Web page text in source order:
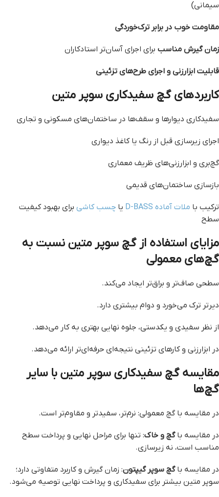
سیمانی)
مقاومت خوب در برابر ترک‌خوردگی
زمان گیرش مناسب برای اجرای آسان‌تر استادکاران
قابلیت ابزارزنی و اجرای طرح‌های تزئینی
کاربردهای گچ سفیدکاری سوپر متین
سفیدکاری دیوارها و سقف‌ها در ساختمان‌های مسکونی و تجاری
اجرای زیرسازی قبل از رنگ یا کاغذ دیواری
گچ‌بری و ابزارزنی‌های ظریف معماری
بازسازی ساختمان‌های قدیمی
ترکیب با ملات آماده D-BASS یا چسب کاشی برای بهبود کیفیت
سطح
مزایای استفاده از گچ سوپر متین نسبت به
گچ‌های معمولی
سطحی صاف‌تر و براق‌تر ایجاد می‌کند.
دیرتر ترک می‌خورد و دوام بیشتری دارد.
از نظر سفیدی و یکدستی، جلوه نهایی بهتری به کار می‌دهد.
در ابزارزنی و کارهای تزئینی نتیجه‌ای حرفه‌ای‌تر ارائه می‌دهد.
مقایسه گچ سفیدکاری سوپر متین با سایر
گچ‌ها
در مقایسه با گچ معمولی: نرم‌تر، سفیدتر و مقاوم‌تر است.
در مقایسه باگچ و خاک: تنها برای مراحل نهایی و پرداخت سطح
مناسب است، نه زیرسازی.
در مقایسه باگچ سوپر گیپتون: زمان گیرش و کاربرد متفاوتی دارد؛
سوپر متین بیشتر برای سفیدکاری و پرداخت نهایی توصیه می‌شود.